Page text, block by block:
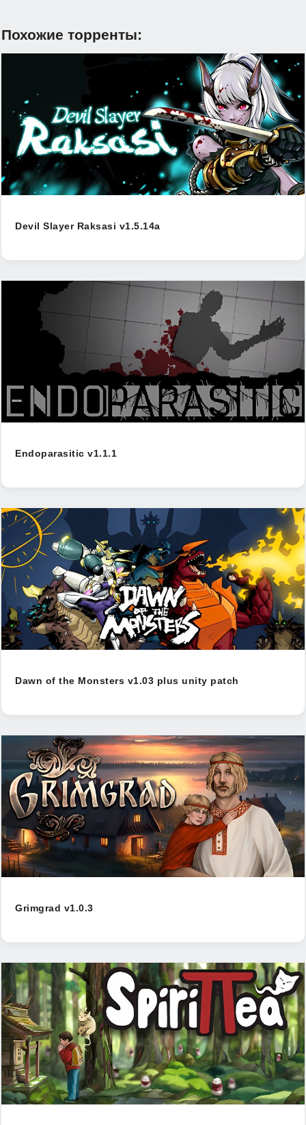
Похожие торренты:
Devil Slayer Raksasi v1.5.14a
Endoparasitic v1.1.1
Dawn of the Monsters v1.03 plus unity patch
Grimgrad v1.0.3